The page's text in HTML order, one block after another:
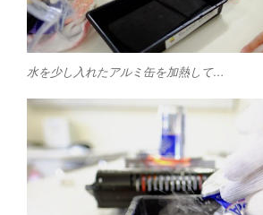
水を少し入れたアルミ缶を加熱して…